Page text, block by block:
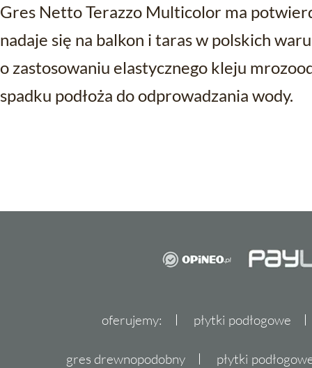
Gres Netto Terazzo Multicolor ma
nadaje się na balkon i taras w polskich
o zastosowaniu elastycznego kleju
spadku podłoża do odprowadzania wody.
oferujemy: płytki podłogowe
gres drewnopodobny płytki